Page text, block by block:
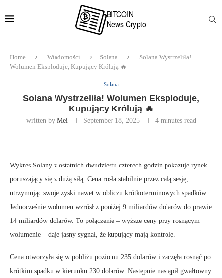
Home Wiadomości Solana
Solana Wystrzeliła!
Wolumen Eksploduje, Kupujący Królują 🔥
Solana
Solana Wystrzeliła! Wolumen Eksploduje,
Kupujący Królują 🔥
written by Mei September 18, 2025 4 minutes read
Wykres Solany z ostatnich dwudziestu czterech godzin pokazuje rynek
poruszający się z dużą siłą. Cena rosła stabilnie przez całą sesję,
utrzymując swoje zyski nawet w obliczu krótkoterminowych spadków.
Jednocześnie wolumen wzrósł z poniżej 9 miliardów dolarów do prawie
14 miliardów dolarów. To połączenie – wyższe ceny przy rosnącym
wolumenie – daje jasny sygnał, że kupujący mają kontrolę.
Cena otworzyła się w pobliżu poziomu 235 dolarów i zaczęła rosnąć po
krótkim spadku w kierunku 230 dolarów. Następnie nastąpił gwałtowny